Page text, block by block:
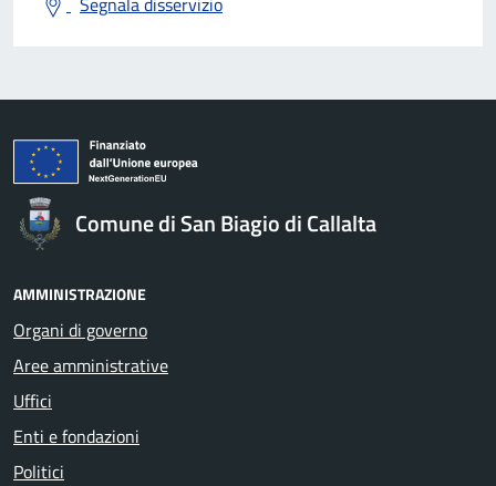
Comune di San Biagio di Callalta
AMMINISTRAZIONE
Organi di governo
Aree amministrative
Uffici
Enti e fondazioni
Politici